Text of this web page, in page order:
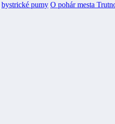
bystrické pumy O pohár mesta